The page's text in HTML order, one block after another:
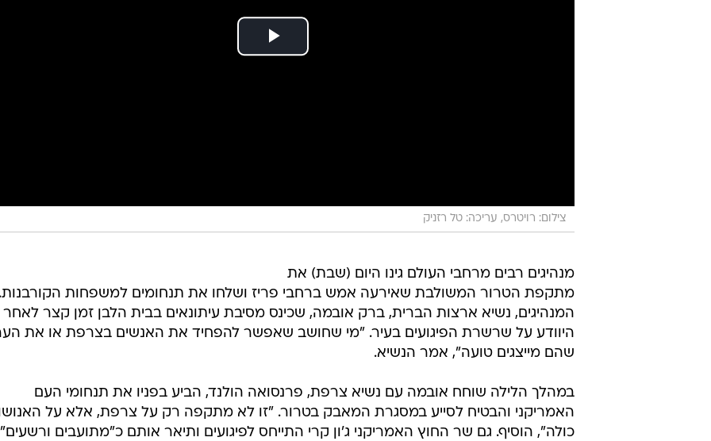
צילום: רויטרס, עריכה: טל רזניק
מנהיגים רבים מרחבי העולם גינו היום (שבת) את
מתקפת הטרור המשולבת שאירעה אמש ברחבי פריז ושלחו את תנחומים למשפחות הקורבנות.
המנהיגים, נשיא ארצות הברית, ברק אובמה, שכינס מסיבת עיתונאים בבית הלבן זמן קצר לאחר
היוודע על שרשרת הפיגועים בעיר. "מי שחושב שאפשר להפחיד את האנשים בצרפת או את
שהם מייצגים טועה", אמר הנשיא.
במהלך הלילה שוחח אובמה עם נשיא צרפת, פרנסואה הולנד, הביע בפניו את תנחומי העם
האמריקני והבטיח לסייע במסגרת המאבק בטרור. "זו לא מתקפה רק על צרפת, אלא על
כולה", הוסיף. גם שר החוץ האמריקני ג'ון קרי התייחס לפיגועים ותיאר אותם כ"מתועבים